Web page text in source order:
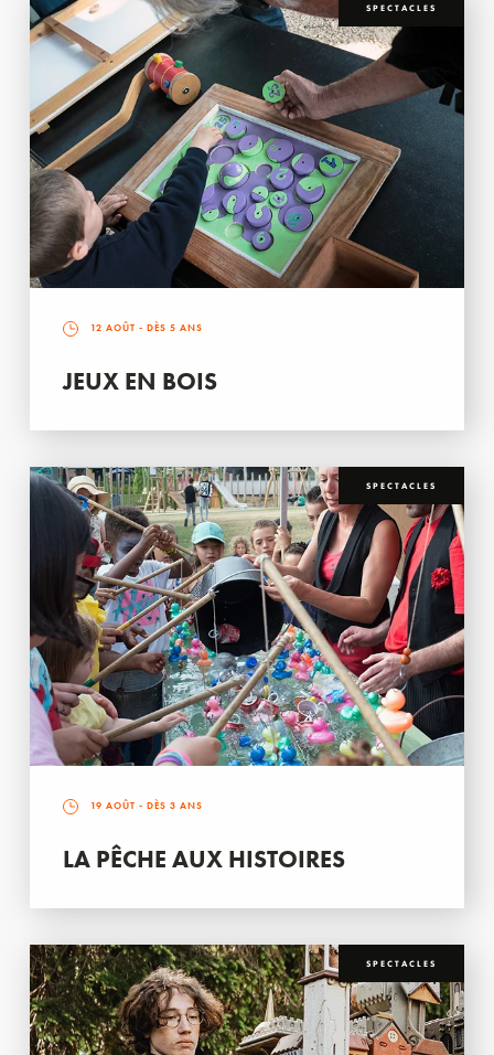
SPECTACLES
12 AOÛT - DÈS 5 ANS
JEUX EN BOIS
SPECTACLES
19 AOÛT - DÈS 3 ANS
LA PÊCHE AUX HISTOIRES
SPECTACLES